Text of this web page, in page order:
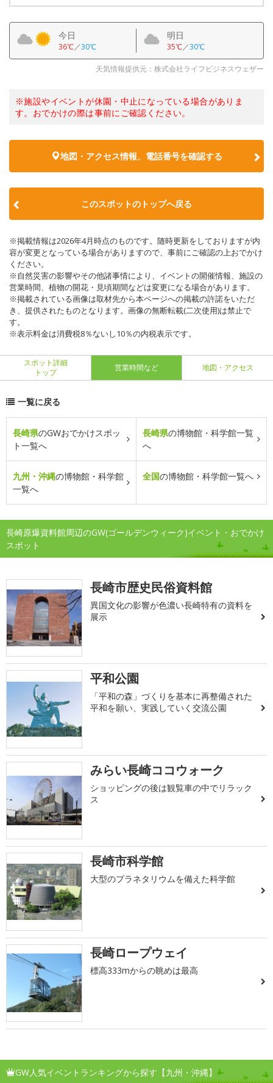
今日
36℃／30℃
明日
35℃／30℃
天気情報提供元：株式会社ライフビジネスウェザー
※施設やイベントが休園・中止になっている場合がありま
す。おでかけの際は事前にご確認ください。
地図・アクセス情報、電話番号を確認する
このスポットのトップへ戻る
※掲載情報は2026年4月時点のものです。随時更新をしておりますが内
容が変更となっている場合がありますので、事前にご確認の上おでかけ
ください。
※自然災害の影響やその他諸事情により、イベントの開催情報、施設の
営業時間、植物の開花・見頃期間などは変更になる場合があります。
※掲載されている画像は取材先から本ページへの掲載の許諾をいただ
き、提供されたものとなります。画像の無断転載(二次使用)は禁止で
す。
※表示料金は消費税8％ないし10％の内税表示です。
スポット詳細
トップ
営業時間など 地図・アクセス
一覧に戻る
長崎県のGWおでかけスポッ
ト一覧へ
長崎県の博物館・科学館一覧
へ
九州・沖縄の博物館・科学館
一覧へ
全国の博物館・科学館一覧へ
長崎原爆資料館周辺のGW(ゴールデンウィーク)イベント・おでかけ
スポット
長崎市歴史民俗資料館
異国文化の影響が色濃い長崎特有の資料を
展示
平和公園
「平和の森」づくりを基本に再整備された
平和を願い、実践していく交流公園
みらい長崎ココウォーク
ショッピングの後は観覧車の中でリラック
ス
長崎市科学館
大型のプラネタリウムを備えた科学館
長崎ロープウェイ
標高333mからの眺めは最高
GW人気イベントランキングから探す【九州・沖縄】